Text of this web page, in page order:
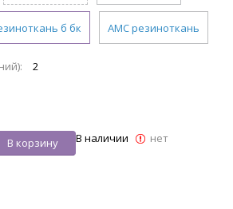
б бк АМС резиноткань
2
В корзину В наличии нет